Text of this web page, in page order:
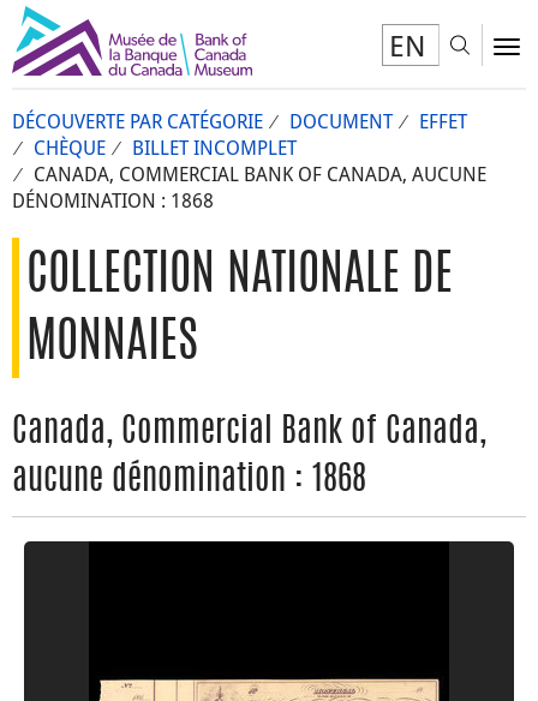
EN
DÉCOUVERTE PAR CATÉGORIE DOCUMENT
EFFET
CHÈQUE
BILLET INCOMPLET
CANADA, COMMERCIAL BANK OF CANADA, AUCUNE
DÉNOMINATION : 1868
COLLECTION NATIONALE DE
MONNAIES
Canada, Commercial Bank of Canada,
aucune dénomination : 1868